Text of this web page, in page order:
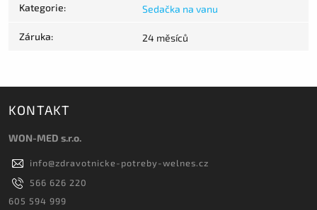
Kategorie: Sedačka na vanu
Záruka: 24 měsíců
KONTAKT
WON-MED s.r.o.
info@zdravotnicke-potreby-welnes.cz
566 626 220
605 594 999